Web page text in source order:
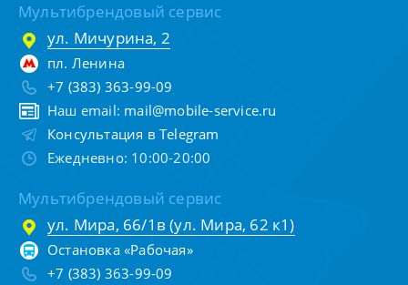
Мультибрендовый сервис
ул. Мичурина, 2
пл. Ленина
+7 (383) 363-99-09
Наш email: mail@mobile-service.ru
Консультация в Telegram
Ежедневно: 10:00-20:00
Мультибрендовый сервис
ул. Мира, 66/1в (ул. Мира, 62 к1)
Остановка «Рабочая»
+7 (383) 363-99-09